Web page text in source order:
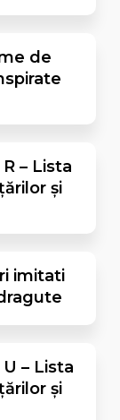
de
– Lista
și
imitati
– Lista
și